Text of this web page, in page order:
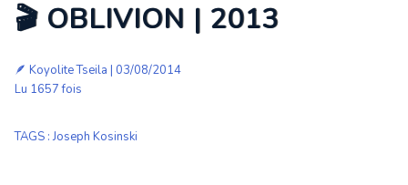
🎬 OBLIVION | 2013
🪶 Koyolite Tseila | 03/08/2014
Lu 1657 fois
TAGS :Joseph Kosinski